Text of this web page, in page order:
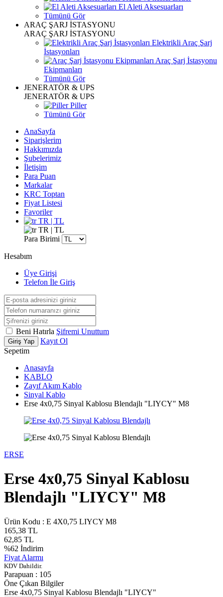
El Aleti Aksesuarları
Tümünü Gör
ARAÇ ŞARJ İSTASYONU
ARAÇ ŞARJ İSTASYONU
Elektrikli Araç Şarj
İstasyonları
Araç Şarj İstasyonu
Ekipmanları
Tümünü Gör
JENERATÖR & UPS
JENERATÖR & UPS
Piller
Tümünü Gör
AnaSayfa
Siparişlerim
Hakkımızda
Şubelerimiz
İletişim
Para Puan
Markalar
KRC Toptan
Fiyat Listesi
Favoriler
TR | TL
TR | TL
Para Birimi
Hesabım
Üye Girişi
Telefon İle Giriş
Beni Hatırla Şifremi Unuttum
Giriş Yap
Kayıt Ol
Sepetim
Anasayfa
KABLO
Zayıf Akım Kablo
Sinyal Kablo
Erse 4x0,75 Sinyal Kablosu Blendajlı "LIYCY" M8
ERSE
Erse 4x0,75 Sinyal Kablosu
Blendajlı "LIYCY" M8
Ürün Kodu : E 4X0,75 LIYCY M8
165,38 TL
62,85 TL
%62 İndirim
Fiyat Alarmı
KDV Dahildir.
Parapuan : 105
Öne Çıkan Bilgiler
Erse 4x0,75 Sinyal Kablosu Blendajlı "LIYCY"